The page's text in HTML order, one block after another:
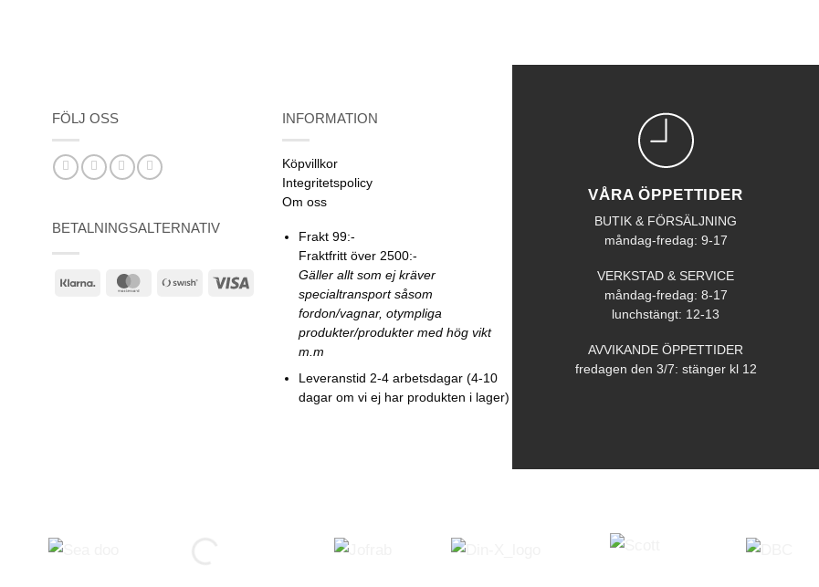
FÖLJ OSS
BETALNINGSALTERNATIV
Klarna MasterCardSwish
INFORMATION
Köpvillkor
Integritetspolicy
Om oss
Frakt 99:-
Fraktfritt över 2500:-
Gäller allt som ej kräver
specialtransport såsom
fordon/vagnar, otympliga
produkter/produkter med hög vikt
m.m
Leveranstid 2-4 arbetsdagar (4-10
dagar om vi ej har produkten i lager)
VÅRA ÖPPETTIDER
BUTIK & FÖRSÄLJNING
måndag-fredag: 9-17
VERKSTAD & SERVICE
måndag-fredag: 8-17
lunchstängt: 12-13
AVVIKANDE ÖPPETTIDER
fredagen den 3/7: stänger kl 12